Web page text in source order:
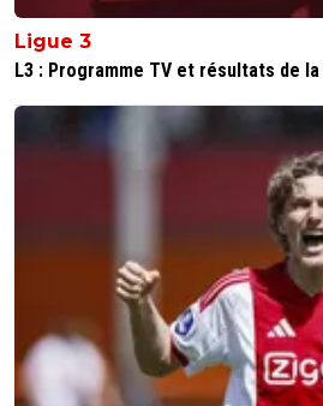
Ligue 3
L3 : Programme TV et résultats de